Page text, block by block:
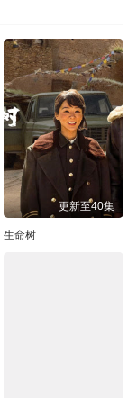
更新至40集
生命树